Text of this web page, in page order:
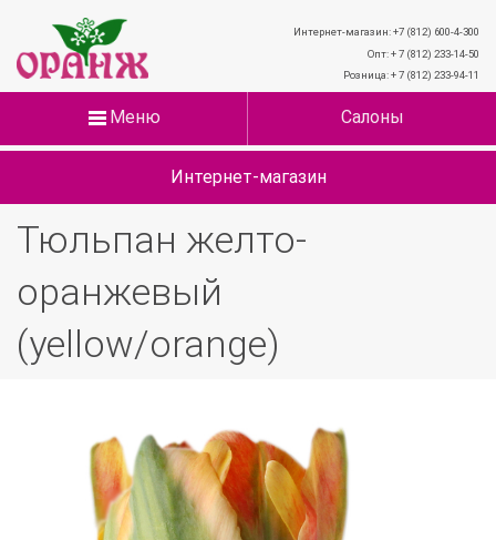
Интернет-магазин: +7 (812) 600-4-300
Опт: + 7 (812) 233-14-50
Розница: + 7 (812) 233-94-11
Меню Салоны
Интернет-магазин
Тюльпан желто-
оранжевый
(yellow/orange)